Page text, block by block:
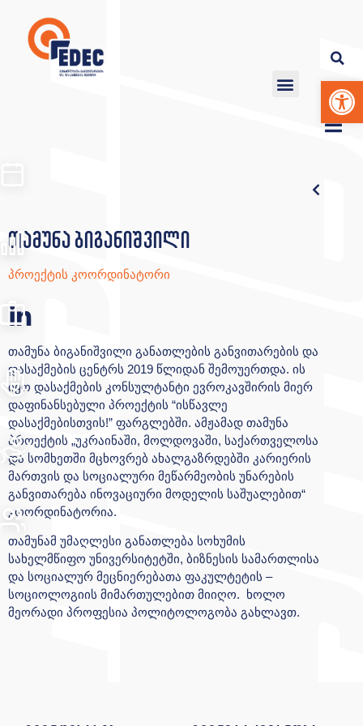
თამუნა ბიგანიშვილი
პროექტის კოორდინატორი
თამუნა ბიგანიშვილი განათლების განვითარების და
დასაქმების ცენტრს 2019 წლიდან შემოუერთდა. ის
იყო დასაქმების კონსულტანტი ევროკავშირის მიერ
დაფინანსებული პროექტის “ისწავლე
დასაქმებისთვის!” ფარგლებში. ამჟამად თამუნა
პროექტის „უკრაინაში, მოლდოვაში, საქართველოსა
და სომხეთში მცხოვრებ ახალგაზრდებში კარიერის
მართვის და სოციალური მეწარმეობის უნარების
განვითარება ინოვაციური მოდელის საშუალებით“
კოორდინატორია.
თამუნამ უმაღლესი განათლება სოხუმის
სახელმწიფო უნივერსიტეტში, ბიზნესის სამართლისა
და სოციალურ მეცნიერებათა ფაკულტეტის –
სოციოლოგიის მიმართულებით მიიღო. ხოლო
მეორადი პროფესია პოლიტოლოგობა გახლავთ.